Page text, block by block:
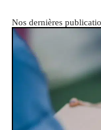
Nos dernières